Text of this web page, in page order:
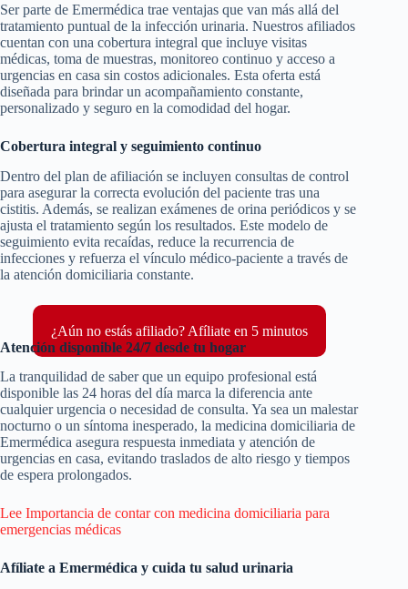
Ser parte de Emermédica trae ventajas que van más allá del
tratamiento puntual de la infección urinaria. Nuestros afiliados
cuentan con una cobertura integral que incluye visitas
médicas, toma de muestras, monitoreo continuo y acceso a
urgencias en casa sin costos adicionales. Esta oferta está
diseñada para brindar un acompañamiento constante,
personalizado y seguro en la comodidad del hogar.
Cobertura integral y seguimiento continuo
Dentro del plan de afiliación se incluyen consultas de control
para asegurar la correcta evolución del paciente tras una
cistitis. Además, se realizan exámenes de orina periódicos y se
ajusta el tratamiento según los resultados. Este modelo de
seguimiento evita recaídas, reduce la recurrencia de
infecciones y refuerza el vínculo médico-paciente a través de
la atención domiciliaria constante.
¿Aún no estás afiliado? Afíliate en 5 minutos
Atención disponible 24/7 desde tu hogar
La tranquilidad de saber que un equipo profesional está
disponible las 24 horas del día marca la diferencia ante
cualquier urgencia o necesidad de consulta. Ya sea un malestar
nocturno o un síntoma inesperado, la medicina domiciliaria de
Emermédica asegura respuesta inmediata y atención de
urgencias en casa, evitando traslados de alto riesgo y tiempos
de espera prolongados.
Lee Importancia de contar con medicina domiciliaria para
emergencias médicas
Afíliate a Emermédica y cuida tu salud urinaria